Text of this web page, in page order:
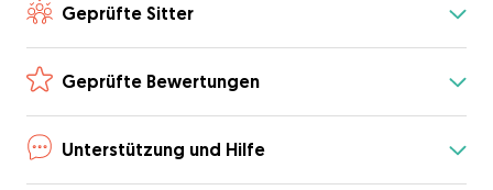
Geprüfte Sitter
Geprüfte Bewertungen
Unterstützung und Hilfe